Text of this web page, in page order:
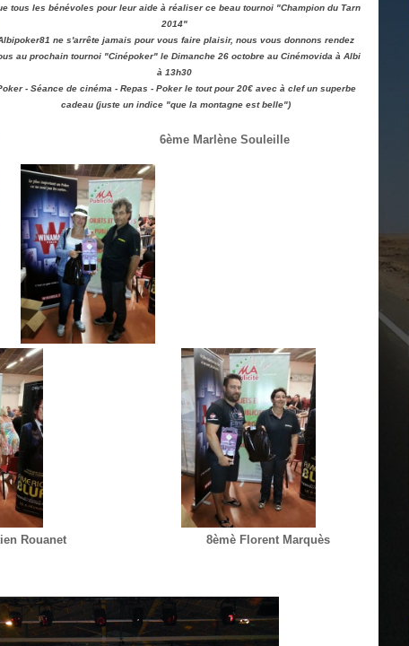
tous les bénévoles pour leur aide à réaliser ce beau tournoi "Champion du Tarn
2014"
ne s'arrête jamais pour vous faire plaisir, nous vous donnons rendez
au prochain tournoi "Cinépoker" le Dimanche 26 octobre au Cinémovida à Albi
à 13h30
- Séance de cinéma - Repas - Poker le tout pour 20€ avec à clef un superbe
cadeau (juste un indice "que la montagne est belle")
6ème Marlène Souleille
8èmè Florent Marquès